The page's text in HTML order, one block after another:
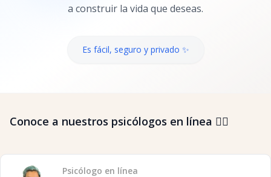
Preguntas frecuentes
a construir la vida que deseas.
Es fácil, seguro y privado ✨
Conoce a nuestros psicólogos en línea 👇🏼
Psicólogo en línea